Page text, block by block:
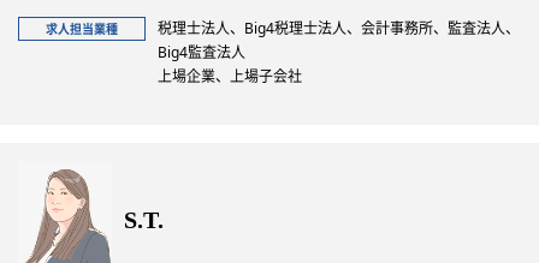
求人担当業種
税理士法人、Big4税理士法人、会計事務所、監査法人、
Big4監査法人
上場企業、上場子会社
S.T.